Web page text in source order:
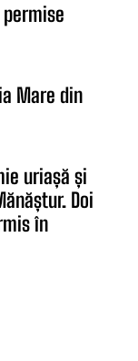
permise
Mare din
uriașă și
Doi
în